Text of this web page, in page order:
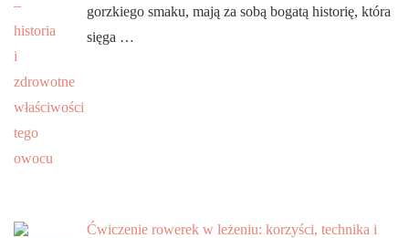
gorzkiego smaku, mają za sobą bogatą historię, która
sięga …
Ćwiczenie rowerek w leżeniu: korzyści, technika i